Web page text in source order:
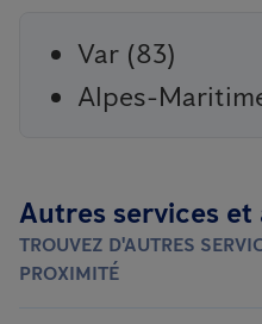
Var (83)
Alpes-
Autres services et
TROUVEZ D'AUTRES
PROXIMITÉ